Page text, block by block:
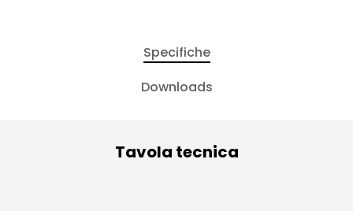
Specifiche
Downloads
Tavola tecnica